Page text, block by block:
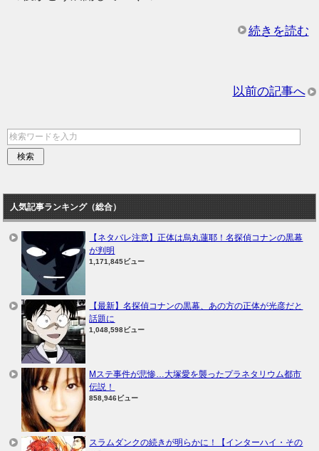
続きを読む
以前の記事へ
人気記事ランキング（総合）
【ネタバレ注意】正体は烏丸蓮耶！名探偵コナンの黒幕
が判明
1,171,845ビュー
【最新】名探偵コナンの黒幕、あの方の正体が光彦だと
話題に
1,048,598ビュー
Mステ事件が悲惨…大塚愛を襲ったプラネタリウム都市
伝説！
858,946ビュー
スラムダンクの続きが明らかに！【インターハイ・その